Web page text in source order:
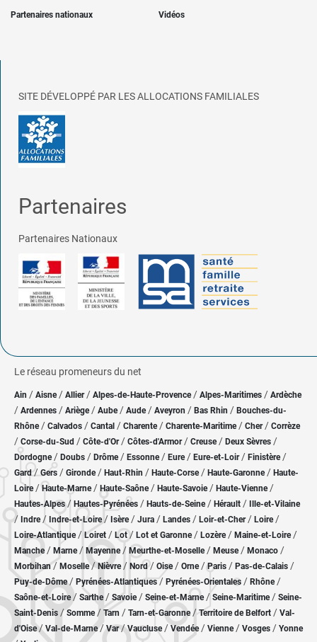
Partenaires nationaux Vidéos
SITE DÉVELOPPÉ PAR LES ALLOCATIONS FAMILIALES
Partenaires
Partenaires Nationaux
Le réseau promeneurs du net
Ain / Aisne/ Allier/ Alpes-de-Haute-Provence / Alpes-Maritimes / Ardèche
/ Ardennes / Ariège/ Aube/ Aude / Aveyron / Bas Rhin / Bouches-du-
Rhône/ Calvados / Cantal / Charente / Charente-Maritime/ Cher / Corrèze
/ Corse-du-Sud / Côte-d'Or / Côtes-d'Armor/ Creuse/ Deux Sèvres /
Dordogne/ Doubs / Drôme/ Essonne / Eure/ Eure-et-Loir / Finistère/
Gard/Gers / Gironde/ Haut-Rhin / Haute-Corse/ Haute-Garonne/ Haute-
Loire/Haute-Marne/ Haute-Saône/ Haute-Savoie/ Haute-Vienne/
Hautes-Alpes/ Hautes-Pyrénées / Hauts-de-Seine/ Hérault / Ille-et-Vilaine
/ Indre/ Indre-et-Loire/ Isère/ Jura / Landes / Loir-et-Cher/ Loire/
Loire-Atlantique/ Loiret / Lot/ Lot et Garonne/ Lozère / Maine-et-Loire/
Manche/ Marne/ Mayenne/ Meurthe-et-Moselle/ Meuse/ Monaco /
Morbihan/ Moselle/ Nièvre / Nord/ Oise / Orne/Paris / Pas-de-Calais /
Puy-de-Dôme/ Pyrénées-Atlantiques / Pyrénées-Orientales / Rhône/
Saône-et-Loire/ Sarthe/ Savoie/ Seine-et-Marne/ Seine-Maritime/ Seine-
Saint-Denis /Somme/ Tarn / Tarn-et-Garonne/Territoire de Belfort / Val-
d'Oise/ Val-de-Marne/Var/Vaucluse/ Vendée/ Vienne/ Vosges / Yonne